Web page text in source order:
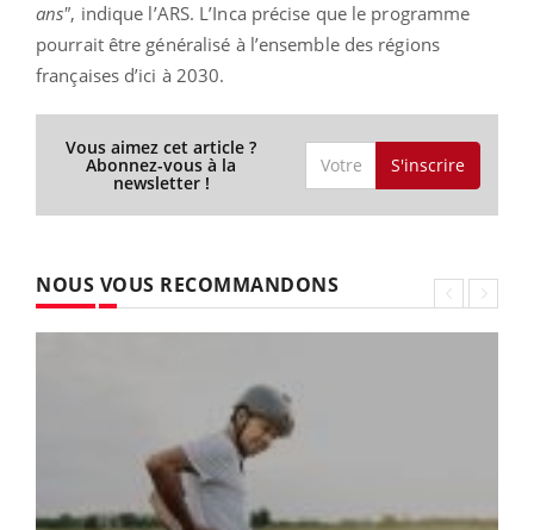
ans", indique l’ARS. L’Inca précise que le programme
pourrait être généralisé à l’ensemble des régions
françaises d’ici à 2030.
Vous aimez cet article ?
Abonnez-vous à la
newsletter !
S'inscrire
NOUS VOUS RECOMMANDONS